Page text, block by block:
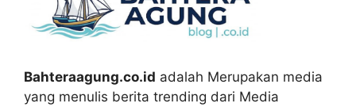
Bahteraagung.co.id adalah Merupakan media
yang menulis berita trending dari Media